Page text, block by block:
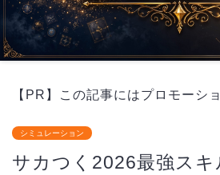
【PR】この記事にはプロモーシ
シミュレーション
サカつく2026最強スキ